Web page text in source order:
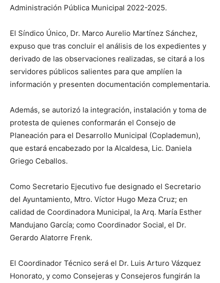
Administración Pública Municipal 2022-2025.
El Síndico Único, Dr. Marco Aurelio Martínez Sánchez,
expuso que tras concluir el análisis de los expedientes y
derivado de las observaciones realizadas, se citará a los
servidores públicos salientes para que amplíen la
información y presenten documentación complementaria.
Además, se autorizó la integración, instalación y toma de
protesta de quienes conformarán el Consejo de
Planeación para el Desarrollo Municipal (Coplademun),
que estará encabezado por la Alcaldesa, Lic. Daniela
Griego Ceballos.
Como Secretario Ejecutivo fue designado el Secretario
del Ayuntamiento, Mtro. Víctor Hugo Meza Cruz; en
calidad de Coordinadora Municipal, la Arq. María Esther
Mandujano García; como Coordinador Social, el Dr.
Gerardo Alatorre Frenk.
El Coordinador Técnico será el Dr. Luis Arturo Vázquez
Honorato, y como Consejeras y Consejeros fungirán la